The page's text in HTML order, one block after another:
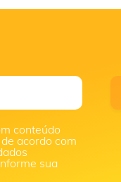
conteúdo
acordo com
sua